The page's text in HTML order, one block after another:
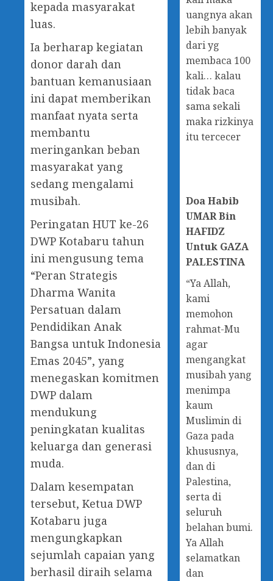
kepada masyarakat
luas.
Ia berharap kegiatan
donor darah dan
bantuan kemanusiaan
ini dapat memberikan
manfaat nyata serta
membantu
meringankan beban
masyarakat yang
sedang mengalami
musibah.
Peringatan HUT ke-26
DWP Kotabaru tahun
ini mengusung tema
“Peran Strategis
Dharma Wanita
Persatuan dalam
Pendidikan Anak
Bangsa untuk Indonesia
Emas 2045”, yang
menegaskan komitmen
DWP dalam
mendukung
peningkatan kualitas
keluarga dan generasi
muda.
Dalam kesempatan
tersebut, Ketua DWP
Kotabaru juga
mengungkapkan
sejumlah capaian yang
berhasil diraih selama
uangnya akan
lebih banyak
dari yg
membaca 100
kali… kalau
tidak baca
sama sekali
maka rizkinya
itu tercecer
DoaHabib
UMAR Bin
HAFIDZ
Untuk GAZA
PALESTINA
“Ya Allah,
kami
memohon
rahmat-Mu
agar
mengangkat
musibah yang
menimpa
kaum
Muslimin di
Gaza pada
khususnya,
dan di
Palestina,
serta di
seluruh
belahan bumi.
Ya Allah
selamatkan
dan